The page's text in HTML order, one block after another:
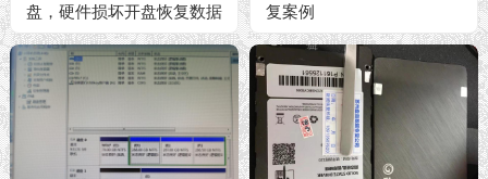
盘，硬件损坏开盘恢复数据
成功
复案例